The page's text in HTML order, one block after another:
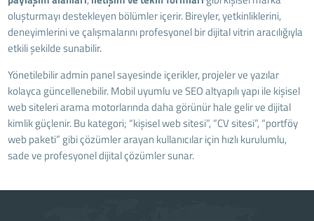
oluşturmayı destekleyen bölümler içerir. Bireyler, yetkinliklerini,
deneyimlerini ve çalışmalarını profesyonel bir dijital vitrin aracılığıyla
etkili şekilde sunabilir.
Yönetilebilir admin panel sayesinde içerikler, projeler ve yazılar
kolayca güncellenebilir. Mobil uyumlu ve SEO altyapılı yapı ile kişisel
web siteleri arama motorlarında daha görünür hale gelir ve dijital
kimlik güçlenir. Bu kategori; “kişisel web sitesi”, “CV sitesi”, “portföy
web paketi” gibi çözümler arayan kullanıcılar için hızlı kurulumlu,
sade ve profesyonel dijital çözümler sunar.